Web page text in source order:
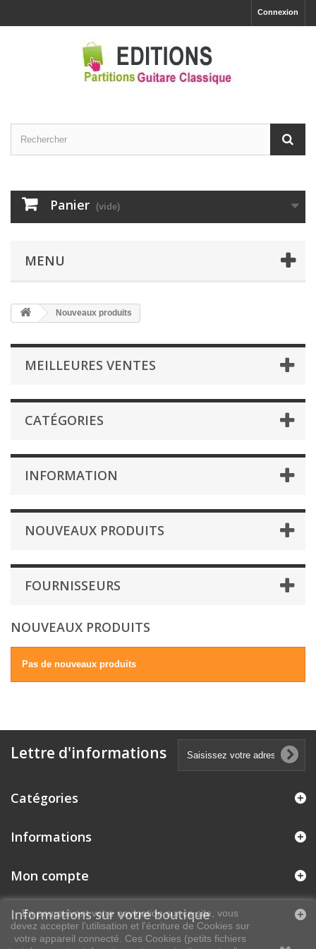
Connexion
Panier (vide)
MENU
Nouveaux produits
MEILLEURES VENTES
CATÉGORIES
INFORMATION
NOUVEAUX PRODUITS
FOURNISSEURS
NOUVEAUX PRODUITS
Pas de nouveaux produits
Lettre d'informations
Catégories
Informations
Mon compte
Informations sur votre boutique
En poursuivant votre navigation sur ce site, vous
devez accepter l’utilisation et l'écriture de Cookies sur
votre appareil connecté. Ces Cookies (petits fichiers